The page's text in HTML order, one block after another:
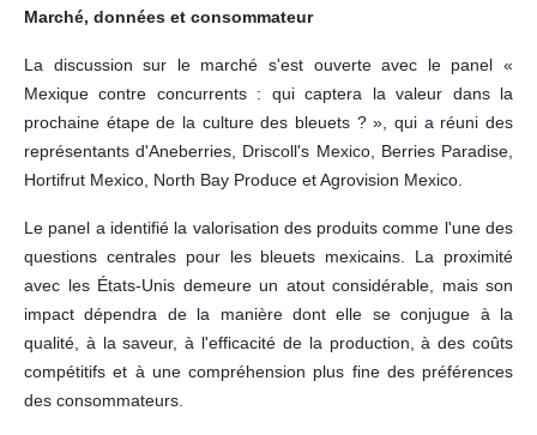
Marché, données et consommateur
La discussion sur le marché s'est ouverte avec le panel «
Mexique contre concurrents : qui captera la valeur dans la
prochaine étape de la culture des bleuets ? », qui a réuni des
représentants d'Aneberries, Driscoll's Mexico, Berries Paradise,
Hortifrut Mexico, North Bay Produce et Agrovision Mexico.
Le panel a identifié la valorisation des produits comme l'une des
questions centrales pour les bleuets mexicains. La proximité
avec les États-Unis demeure un atout considérable, mais son
impact dépendra de la manière dont elle se conjugue à la
qualité, à la saveur, à l'efficacité de la production, à des coûts
compétitifs et à une compréhension plus fine des préférences
des consommateurs.